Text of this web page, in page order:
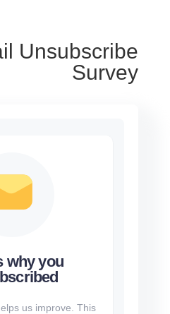
Unsubscribe
Survey
why you
us improve. This